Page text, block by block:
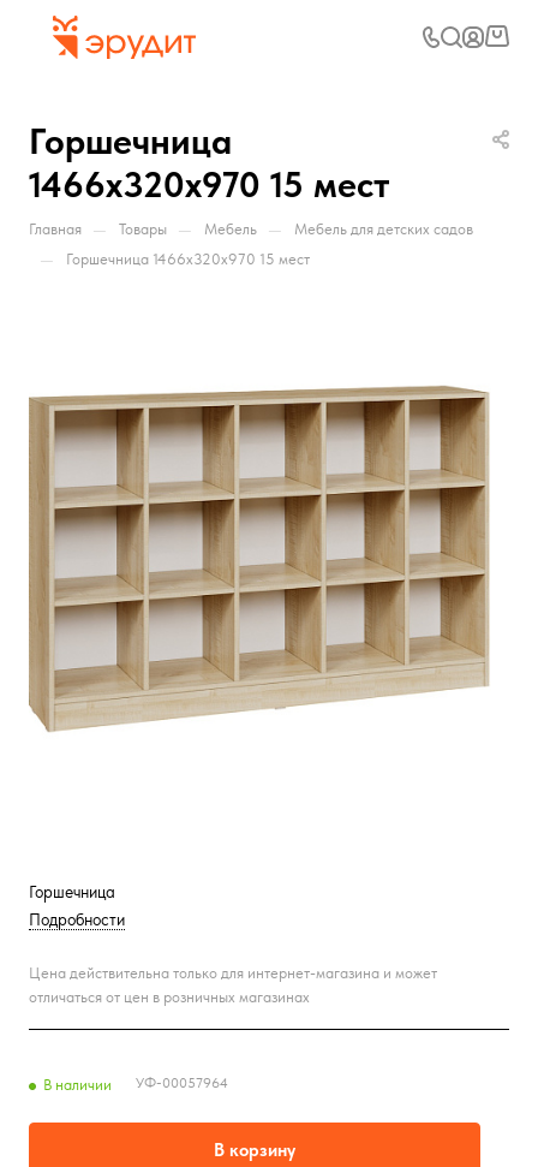
Горшечница
1466х320х970 15 мест
Главная — Товары — Мебель — Мебель для детских садов
— Горшечница 1466х320х970 15 мест
Горшечница
Подробности
Цена действительна только для интернет-магазина и может
отличаться от цен в розничных магазинах
В наличии УФ-00057964
В корзину